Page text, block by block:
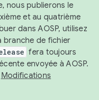
nous publierons le
et au quatrième
dans AOSP, utilisez
branche de fichier
fera toujours
envoyée à AOSP.
Modifications